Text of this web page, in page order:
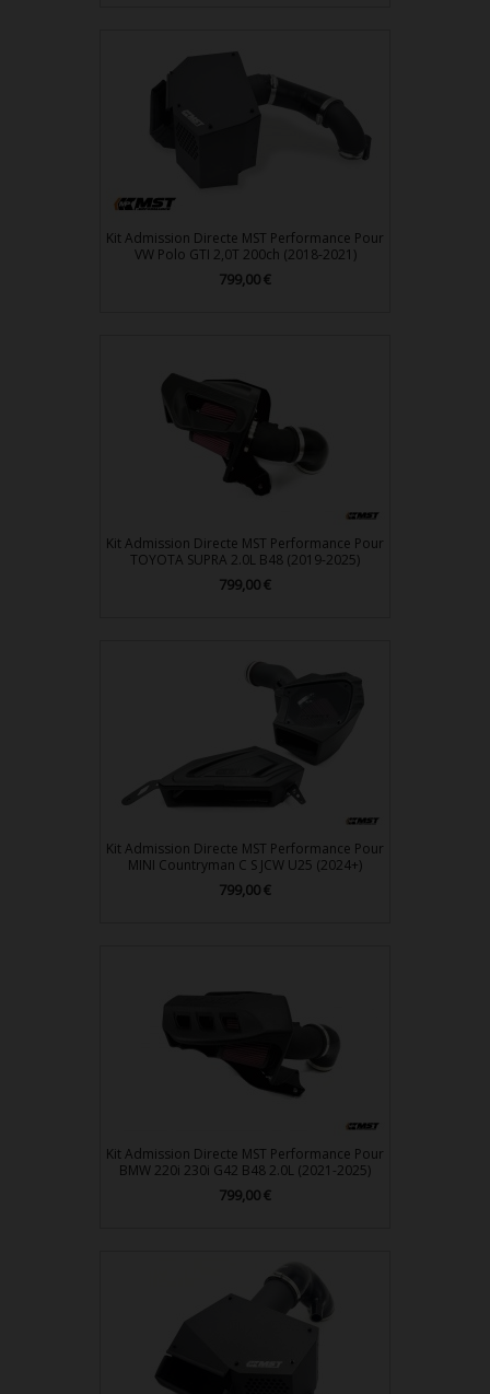
Kit Admission Directe MST Performance Pour
VW Polo GTI 2,0T 200ch (2018-2021)
Prix
799,00 €
Kit Admission Directe MST Performance Pour
TOYOTA SUPRA 2.0L B48 (2019-2025)
Prix
799,00 €
Kit Admission Directe MST Performance Pour
MINI Countryman C S JCW U25 (2024+)
Prix
799,00 €
Kit Admission Directe MST Performance Pour
BMW 220i 230i G42 B48 2.0L (2021-2025)
Prix
799,00 €